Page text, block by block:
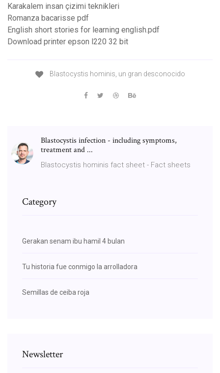
Karakalem insan çizimi teknikleri
Romanza bacarisse pdf
English short stories for learning english.pdf
Download printer epson l220 32 bit
Blastocystis hominis, un gran desconocido
Blastocystis infection - including symptoms,
treatment and ...
Blastocystis hominis fact sheet - Fact sheets
Category
Gerakan senam ibu hamil 4 bulan
Tu historia fue conmigo la arrolladora
Semillas de ceiba roja
Newsletter